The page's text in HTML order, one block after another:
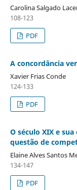
Carolina Salgado
108-123
PDF
A concordância
Xavier Frias Conde
124-133
PDF
O século XIX e
questão de
Elaine Alves Santos
134-147
PDF